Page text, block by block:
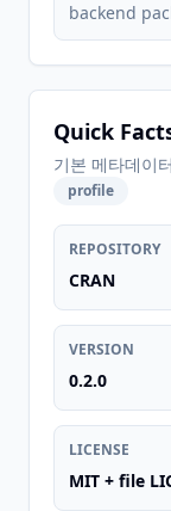
backend
Quick
기본 메타데이
profile
REPOSITORY
CRAN
VERSION
0.2.0
LICENSE
MIT + file